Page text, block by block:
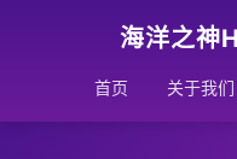
海洋之神
首页 关于我们